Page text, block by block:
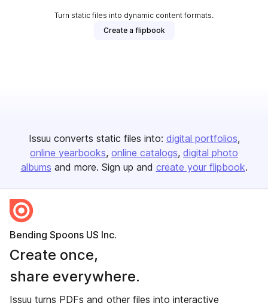
Turn static files into dynamic content formats.
Create a flipbook
Issuu converts static files into: digital portfolios
online yearbooks online catalogs digital photo
albums and more. Sign up and create your flipbook.
Bending Spoons US Inc.
Create once,
share everywhere.
Issuu turns PDFs and other files into interactive